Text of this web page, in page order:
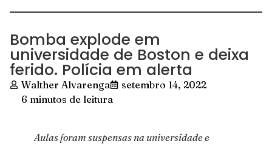
Bomba explode em
universidade de Boston e deixa
ferido. Polícia em alerta
Walther Alvarenga
setembro 14, 2022
6 minutos de leitura
Aulas foram suspensas na universidade e